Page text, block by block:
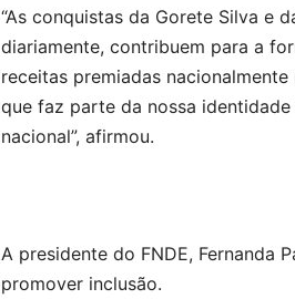
“As conquistas da Gorete Silva e
diariamente, contribuem para a
receitas premiadas
que faz parte da nossa
nacional”, afirmou.
A presidente do FNDE, Fernanda
promover inclusão.